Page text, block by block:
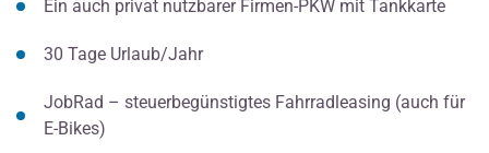
Ein auch privat nutzbarer Firmen-PKW mit Tankkarte
30 Tage Urlaub/Jahr
JobRad – steuerbegünstigtes Fahrradleasing (auch für
E-Bikes)